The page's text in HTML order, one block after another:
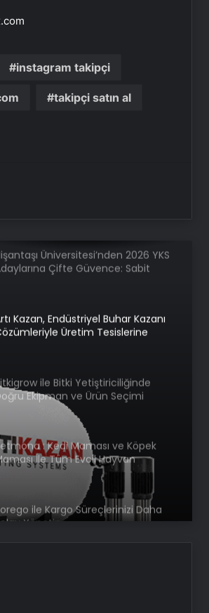
instagram takipçi
takipçi satın al
Güçlü Panel
İnternet Ve Fiber Internet Rehberi
Üniversitesi’nden 2026 YKS
Çifte Güvence: Sabit
Kazan, Endüstriyel Buhar Kazanı
Üretim Tesislerine
ile Bitki Yetiştiriciliğinde
Ekipman ve Ürün Seçimi
: Kedi Maması ve Köpek
İle Tüm Evcil Hayvan
Ürünleri
ile Kargo Süreçlerinizi Daha
Yönetin